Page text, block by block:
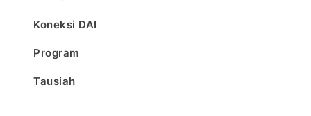
Koneksi DAI
Program
Tausiah